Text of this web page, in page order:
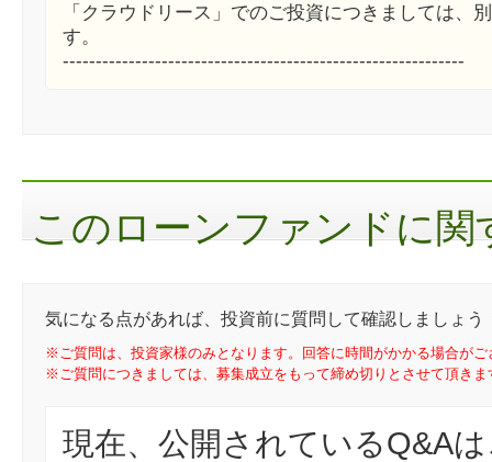
「クラウドリース」でのご投資につきましては、
す。
-------------------------------------------------------------
このローンファンドに関
気になる点があれば、投資前に質問して確認しましょう
※ご質問は、投資家様のみとなります。回答に時間がかかる場合が
※ご質問につきましては、募集成立をもって締め切りとさせて頂きま
現在、公開されているQ&A